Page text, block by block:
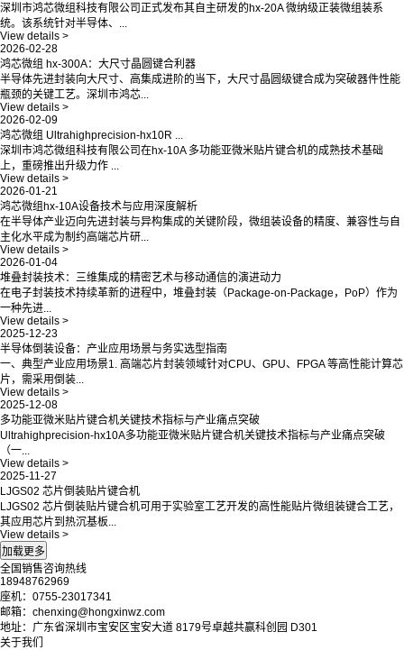
深圳市鸿芯微组科技有限公司正式发布其自主研发的hx-20A 微纳级正装微组装系
统。该系统针对半导体、...
View details >
2026-02-28
鸿芯微组 hx-300A：大尺寸晶圆键合利器
半导体先进封装向大尺寸、高集成进阶的当下，大尺寸晶圆级键合成为突破器件性能
瓶颈的关键工艺。深圳市鸿芯...
View details >
2026-02-09
鸿芯微组 Ultrahighprecision-hx10R ...
深圳市鸿芯微组科技有限公司在hx-10A 多功能亚微米贴片键合机的成熟技术基础
上，重磅推出升级力作 ...
View details >
2026-01-21
鸿芯微组hx-10A设备技术与应用深度解析
在半导体产业迈向先进封装与异构集成的关键阶段，微组装设备的精度、兼容性与自
主化水平成为制约高端芯片研...
View details >
2026-01-04
堆叠封装技术：三维集成的精密艺术与移动通信的演进动力
在电子封装技术持续革新的进程中，堆叠封装（Package-on-Package，PoP）作为
一种先进...
View details >
2025-12-23
半导体倒装设备：产业应用场景与务实选型指南
一、典型产业应用场景1. 高端芯片封装领域针对CPU、GPU、FPGA 等高性能计算芯
片，需采用倒装...
View details >
2025-12-08
多功能亚微米贴片键合机关键技术指标与产业痛点突破
Ultrahighprecision-hx10A多功能亚微米贴片键合机关键技术指标与产业痛点突破
（一...
View details >
2025-11-27
LJGS02 芯片倒装贴片键合机
LJGS02 芯片倒装贴片键合机可用于实验室工艺开发的高性能贴片微组装键合工艺，
其应用芯片到热沉基板...
View details >
全国销售咨询热线
18948762969
座机：0755-23017341
邮箱：chenxing@hongxinwz.com
地址：广东省深圳市宝安区宝安大道 8179号卓越共赢科创园 D301
关于我们